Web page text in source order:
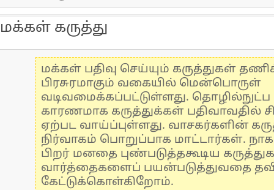
மக்கள் கருத்து
மக்கள் பதிவு செய்யும் கருத்துகள்
பிரசுரமாகும் வகையில் மென்பொருள்
வடிவமைக்கப்பட்டுள்ளது.
காரணமாக கருத்துக்கள் பதிவாவதில்
ஏற்பட வாய்ப்புள்ளது. வாசகர்களின்
நிர்வாகம் பொறுப்பாக மாட்டார்கள்.
பிறர் மனதை புண்படுத்தகூடிய
வார்த்தைகளைப் பயன்படுத்துவதை
கேட்டுக்கொள்கிறோம்.